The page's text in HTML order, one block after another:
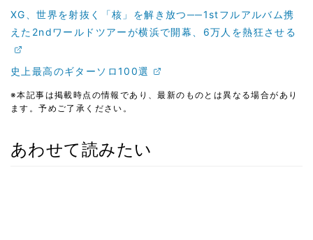
XG、世界を射抜く「核」を解き放つ──1stフルアルバム携
えた2ndワールドツアーが横浜で開幕、6万人を熱狂させる
史上最高のギターソロ100選
※本記事は掲載時点の情報であり、最新のものとは異なる場合があり
ます。予めご了承ください。
あわせて読みたい